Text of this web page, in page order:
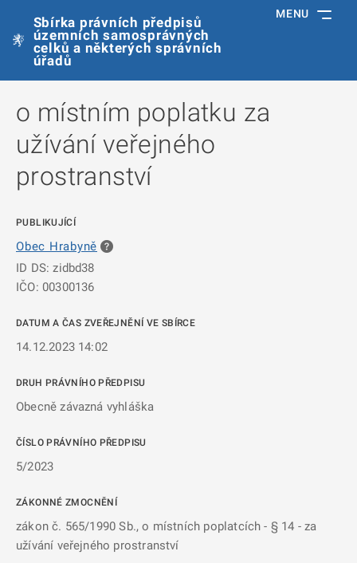
Sbírka právních předpisů
územních samosprávných
celků a některých správních
úřadů
MENU
o místním poplatku za
užívání veřejného
prostranství
PUBLIKUJÍCÍ
Obec Hrabyně
ID DS: zidbd38
IČO: 00300136
DATUM A ČAS ZVEŘEJNĚNÍ VE SBÍRCE
14.12.2023 14:02
DRUH PRÁVNÍHO PŘEDPISU
Obecně závazná vyhláška
ČÍSLO PRÁVNÍHO PŘEDPISU
5/2023
ZÁKONNÉ ZMOCNĚNÍ
zákon č. 565/1990 Sb., o místních poplatcích - § 14 - za
užívání veřejného prostranství